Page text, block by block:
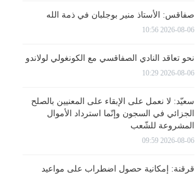
صفاقس: الأستاذ منير بوجلبان في ذمة الله
2026-08-06 10:56
نحو تعاقد النادي الصفاقسي مع الكونغولي لولاندو
2026-08-06 10:29
سعيّد: لا نعمل على الإبقاء على المعنيين بالصلح
الجزائي في السجون وإنّما استرداد الأموال
المشروعة للشّعب
2026-08-06 09:59
قرقنة: إمكانية حصول اضطراب على مواعيد